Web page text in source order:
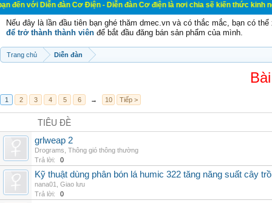
đàn Cơ Điện - Diễn đàn Cơ điện là nơi chia sẽ kiến thức kinh nghiệm
Nếu đây là lần đầu tiên bạn ghé thăm dmec.vn và có thắc mắc, bạn có
để trở thành thành viên để bắt đầu đăng bán sản phẩm của mình.
Trang chủ Diễn đàn
1 2 3 4 5 6 → 10 Tiếp >
TIÊU ĐỀ
grlweap 2
Drograms Thông gió thông thường
Trả lời:
0
Kỹ thuật dùng phân bón lá humic 322 tăng năng suất cây
nana01
Giao lưu
Trả lời:
0